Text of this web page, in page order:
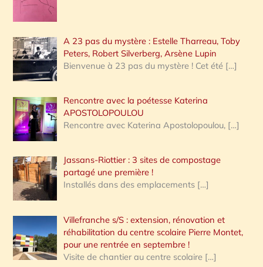
A 23 pas du mystère : Estelle Tharreau, Toby
Peters, Robert Silverberg, Arsène Lupin
Bienvenue à 23 pas du mystère ! Cet été […]
Rencontre avec la poétesse Katerina
APOSTOLOPOULOU
Rencontre avec Katerina Apostolopoulou, […]
Jassans-Riottier : 3 sites de compostage
partagé une première !
Installés dans des emplacements […]
Villefranche s/S : extension, rénovation et
réhabilitation du centre scolaire Pierre Montet,
pour une rentrée en septembre !
Visite de chantier au centre scolaire […]